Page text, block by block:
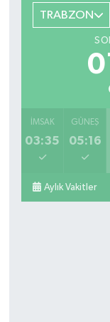
TRABZON
İMSAK
03:35
GÜNEŞ
05:16
Aylık Vakitler